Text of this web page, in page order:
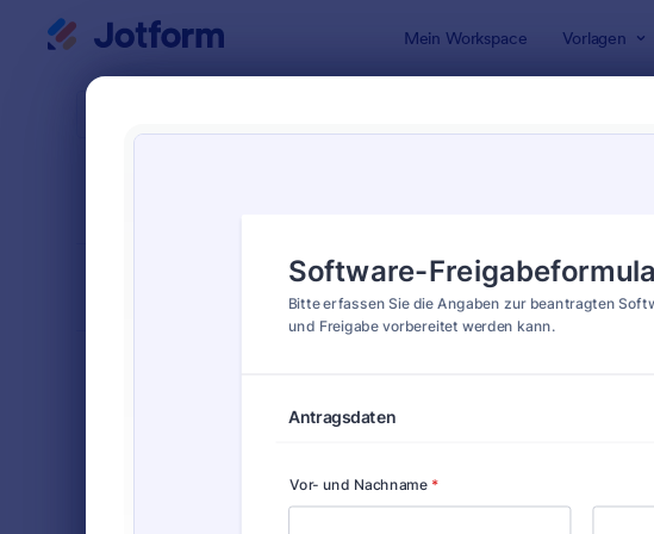
Mein Workspace Vorlagen
Klassisch
676